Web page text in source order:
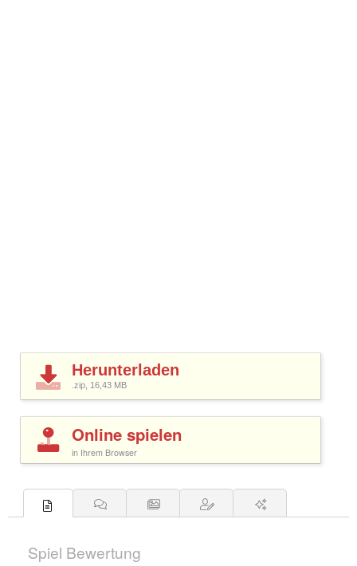
Herunterladen
.zip, 16,43 MB
Online spielen
in Ihrem Browser
Spiel Bewertung